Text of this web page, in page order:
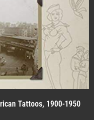
Tattoos, 1900-1950